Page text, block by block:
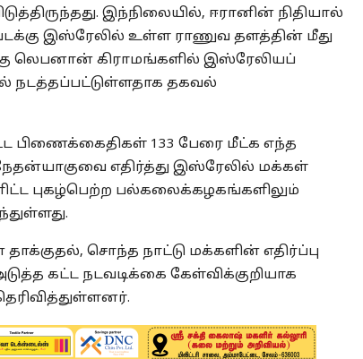
இந்நிலையில், ஈரானின் நிதியால்
இஸ்ரேலில் உள்ள ராணுவ தளத்தின் மீது
லெபனான் கிராமங்களில் இஸ்ரேலியப்
நடத்தப்பட்டுள்ளதாக தகவல்
133 பேரை மீட்க எந்த
எதிர்த்து இஸ்ரேலில் மக்கள்
புகழ்பெற்ற பல்கலைக்கழகங்களிலும்
சொந்த நாட்டு மக்களின் எதிர்ப்பு
கட்ட நடவடிக்கை கேள்விக்குறியாக